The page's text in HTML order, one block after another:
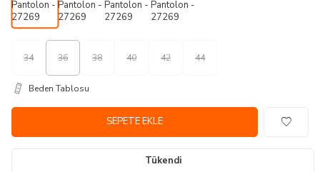
34 36 38 40 42 44
Beden Tablosu
SEPETE EKLE
Tükendi